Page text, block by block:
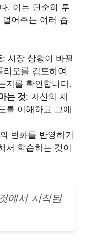
. 이는 단순히 투
어주는 여러 습
: 시장 상황이 바뀔
오를 검토하여
지를 확인합니다.
는 것: 자신의 재
를 이해하고 그에
변화를 반영하기
서 학습하는 것이
에서 시작된